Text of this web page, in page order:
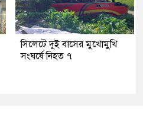
সিলেটে দুই বাসের মুখোমুখি
সংঘর্ষে নিহত ৭